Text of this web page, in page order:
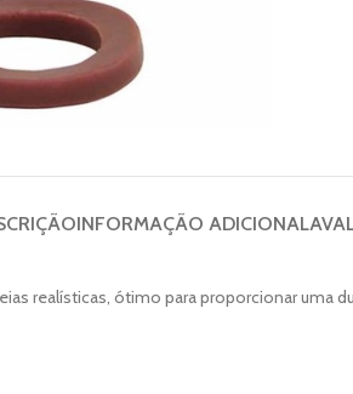
INFORMAÇÃO ADICIONAL
realísticas, ótimo para proporcionar uma